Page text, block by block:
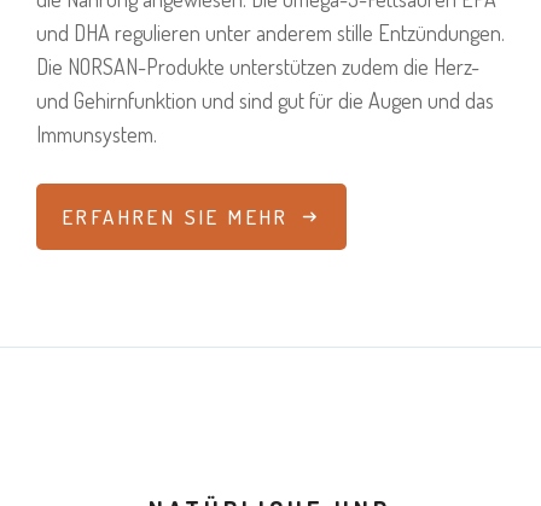
und DHA regulieren unter anderem stille Entzündungen.
Die NORSAN-Produkte unterstützen zudem die Herz-
und Gehirnfunktion und sind gut für die Augen und das
Immunsystem.
ERFAHREN SIE MEHR